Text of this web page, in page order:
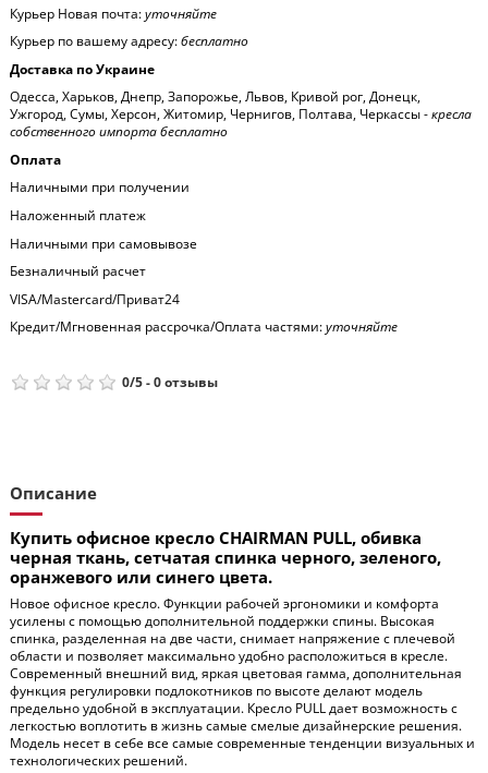
Курьер Новая почта:уточняйте
Курьер по вашему адресу:бесплатно
Доставка по Украине
Одесса, Харьков, Днепр, Запорожье, Львов, Кривой рог, Донецк,
Ужгород, Сумы, Херсон, Житомир, Чернигов, Полтава, Черкассы -кресла
собственного импорта бесплатно
Оплата
Наличными при получении
Наложенный платеж
Наличными при самовывозе
Безналичный расчет
VISA/Mastercard/Приват24
Кредит/Мгновенная рассрочка/Оплата частями:уточняйте
0/5-0отзывы
Описание
Купить офисное кресло CHAIRMAN PULL, обивка
черная ткань, сетчатая спинка черного, зеленого,
оранжевого или синего цвета.
Новое офисное кресло. Функции рабочей эргономики и комфорта
усилены с помощью дополнительной поддержки спины. Высокая
спинка, разделенная на две части, снимает напряжение с плечевой
области и позволяет максимально удобно расположиться в кресле.
Современный внешний вид, яркая цветовая гамма, дополнительная
функция регулировки подлокотников по высоте делают модель
предельно удобной в эксплуатации. Кресло PULL дает возможность с
легкостью воплотить в жизнь самые смелые дизайнерские решения.
Модель несет в себе все самые современные тенденции визуальных и
технологических решений.